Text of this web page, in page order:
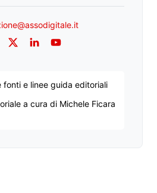
TwitterLinkedInYouTube
fonti e linee guida editoriali
a cura di Michele Ficara